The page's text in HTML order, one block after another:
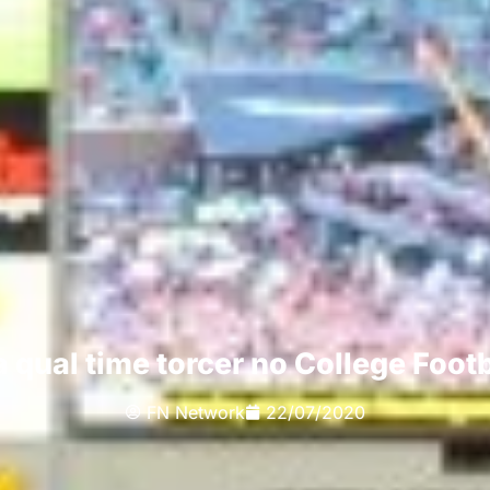
qual time torcer no College
FN Network 22/07/2020